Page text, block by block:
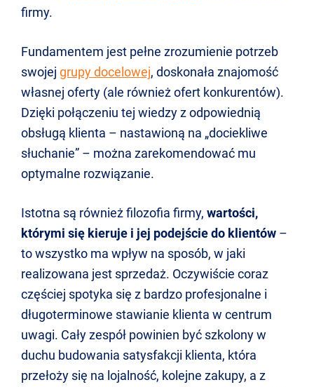
firmy.
Fundamentem jest pełne zrozumienie potrzeb
swojej grupy docelowej, doskonała znajomość
własnej oferty (ale również ofert konkurentów).
Dzięki połączeniu tej wiedzy z odpowiednią
obsługą klienta – nastawioną na „dociekliwe
słuchanie” – można zarekomendować mu
optymalne rozwiązanie.
Istotna są również filozofia firmy, wartości,
którymi się kieruje i jej podejście do klientów –
to wszystko ma wpływ na sposób, w jaki
realizowana jest sprzedaż. Oczywiście coraz
częściej spotyka się z bardzo profesjonalne i
długoterminowe stawianie klienta w centrum
uwagi. Cały zespół powinien być szkolony w
duchu budowania satysfakcji klienta, która
przełoży się na lojalność, kolejne zakupy, a z